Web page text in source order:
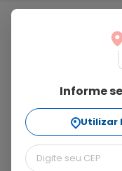
Informe
Utilizar
Ordenar Por
relevância